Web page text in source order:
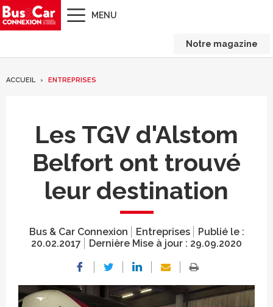
MENU
Notre magazine
ACCUEIL ENTREPRISES
Les TGV d'Alstom
Belfort ont trouvé
leur destination
Bus & Car Connexion Entreprises
Publié le :
20.02.2017
Dernière Mise à jour : 29.09.2020